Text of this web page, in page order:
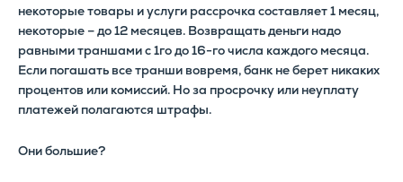
некоторые товары и услуги рассрочка составляет 1 месяц,
некоторые – до 12 месяцев. Возвращать деньги надо
равными траншами с 1го до 16-го числа каждого месяца.
Если погашать все транши вовремя, банк не берет никаких
процентов или комиссий. Но за просрочку или неуплату
платежей полагаются штрафы.
Они большие?